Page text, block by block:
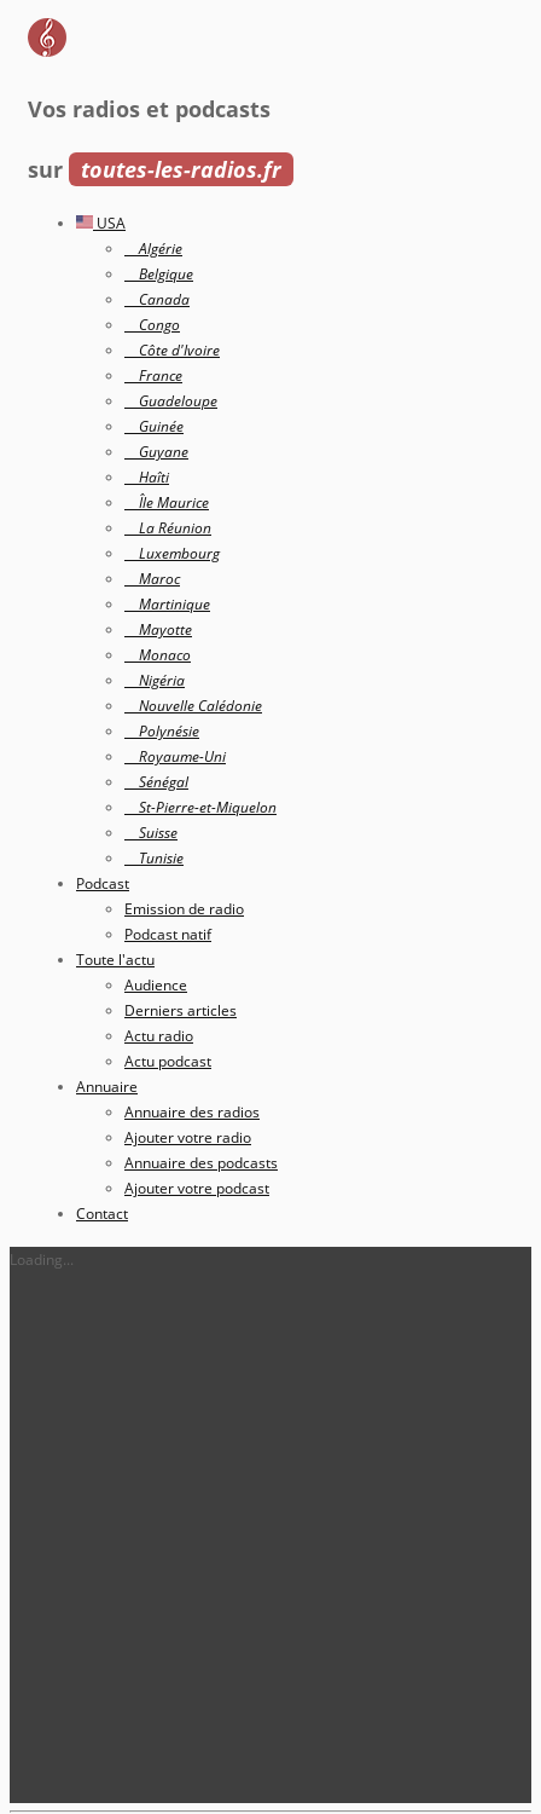
Vos radios et podcasts
sur toutes-les-radios.fr
USA
Algérie
Belgique
Canada
Congo
Côte d'Ivoire
France
Guadeloupe
Guinée
Guyane
Haîti
Île Maurice
La Réunion
Luxembourg
Maroc
Martinique
Mayotte
Monaco
Nigéria
Nouvelle Calédonie
Polynésie
Royaume-Uni
Sénégal
St-Pierre-et-Miquelon
Suisse
Tunisie
Podcast
Emission de radio
Podcast natif
Toute l'actu
Audience
Derniers articles
Actu radio
Actu podcast
Annuaire
Annuaire des radios
Ajouter votre radio
Annuaire des podcasts
Ajouter votre podcast
Contact
Loading...